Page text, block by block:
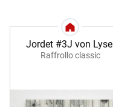
Jordet #3J von Lysel
Raffrollo classic